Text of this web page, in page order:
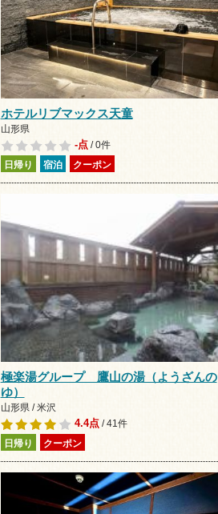
ホテルリブマックス天童
山形県
-点/ 0件
日帰り 宿泊 クーポン
極楽湯グループ 鷹山の湯（ようざんの
ゆ）
山形県 / 米沢
4.4点/ 41件
日帰り クーポン